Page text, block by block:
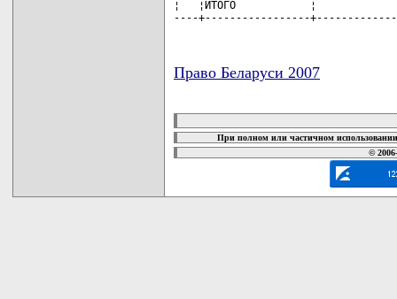
Право Беларуси 2007
При полном или частичном
©